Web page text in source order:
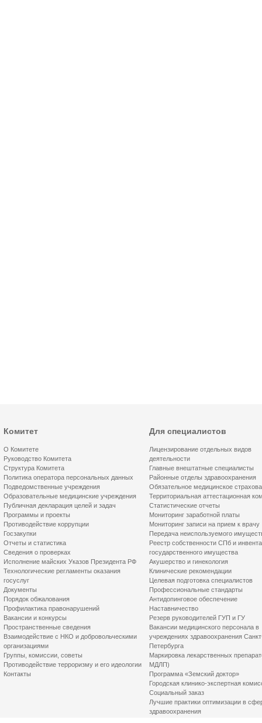
Комитет
О Комитете
Руководство Комитета
Структура Комитета
Политика оператора персональных данных
Подведомственные учреждения
Образовательные медицинские учреждения
Публичная декларация целей и задач
Программы и проекты
Противодействие коррупции
Госзакупки
Отчеты и статистика
Сведения о проверках
Исполнение майских Указов Президента РФ
Технологические регламенты оказания
госуслуг
Документы
Порядок обжалования
Профилактика правонарушений
Вакансии и конкурсы
Пространственные сведения
Взаимодействие с НКО и добровольческими
организациями
Группы, комиссии, советы
Противодействие терроризму и его идеологии
Контакты
Для специалистов
Лицензирование отдельных видов
деятельности
Главные внештатные специалисты
Районные отделы здравоохранения
Обязательное медицинское
Территориальная аттестационная
Статистические отчеты
Мониторинг заработной платы
Мониторинг записи на прием к врачу
Передача неиспользуемого
Реестр собственности СПб и
государственного имущества
Акушерство и гинекология
Клинические рекомендации
Целевая подготовка специалистов
Профессиональные стандарты
Антидопинговое обеспечение
Наставничество
Резерв руководителей ГУП и ГУ
Вакансии медицинского персонала в
учреждениях здравоохранения
Петербурга
Маркировка лекарственных
МДЛП)
Программа «Земский доктор»
Городская клинико-экспертная
Социальный заказ
Лучшие практики оптимизации в
здравоохранения